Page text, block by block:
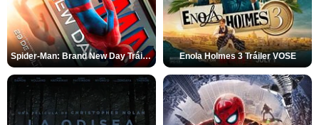
Spider-Man: Brand New Day Tráiler (3) Enola Holmes 3 Tráiler VOSE